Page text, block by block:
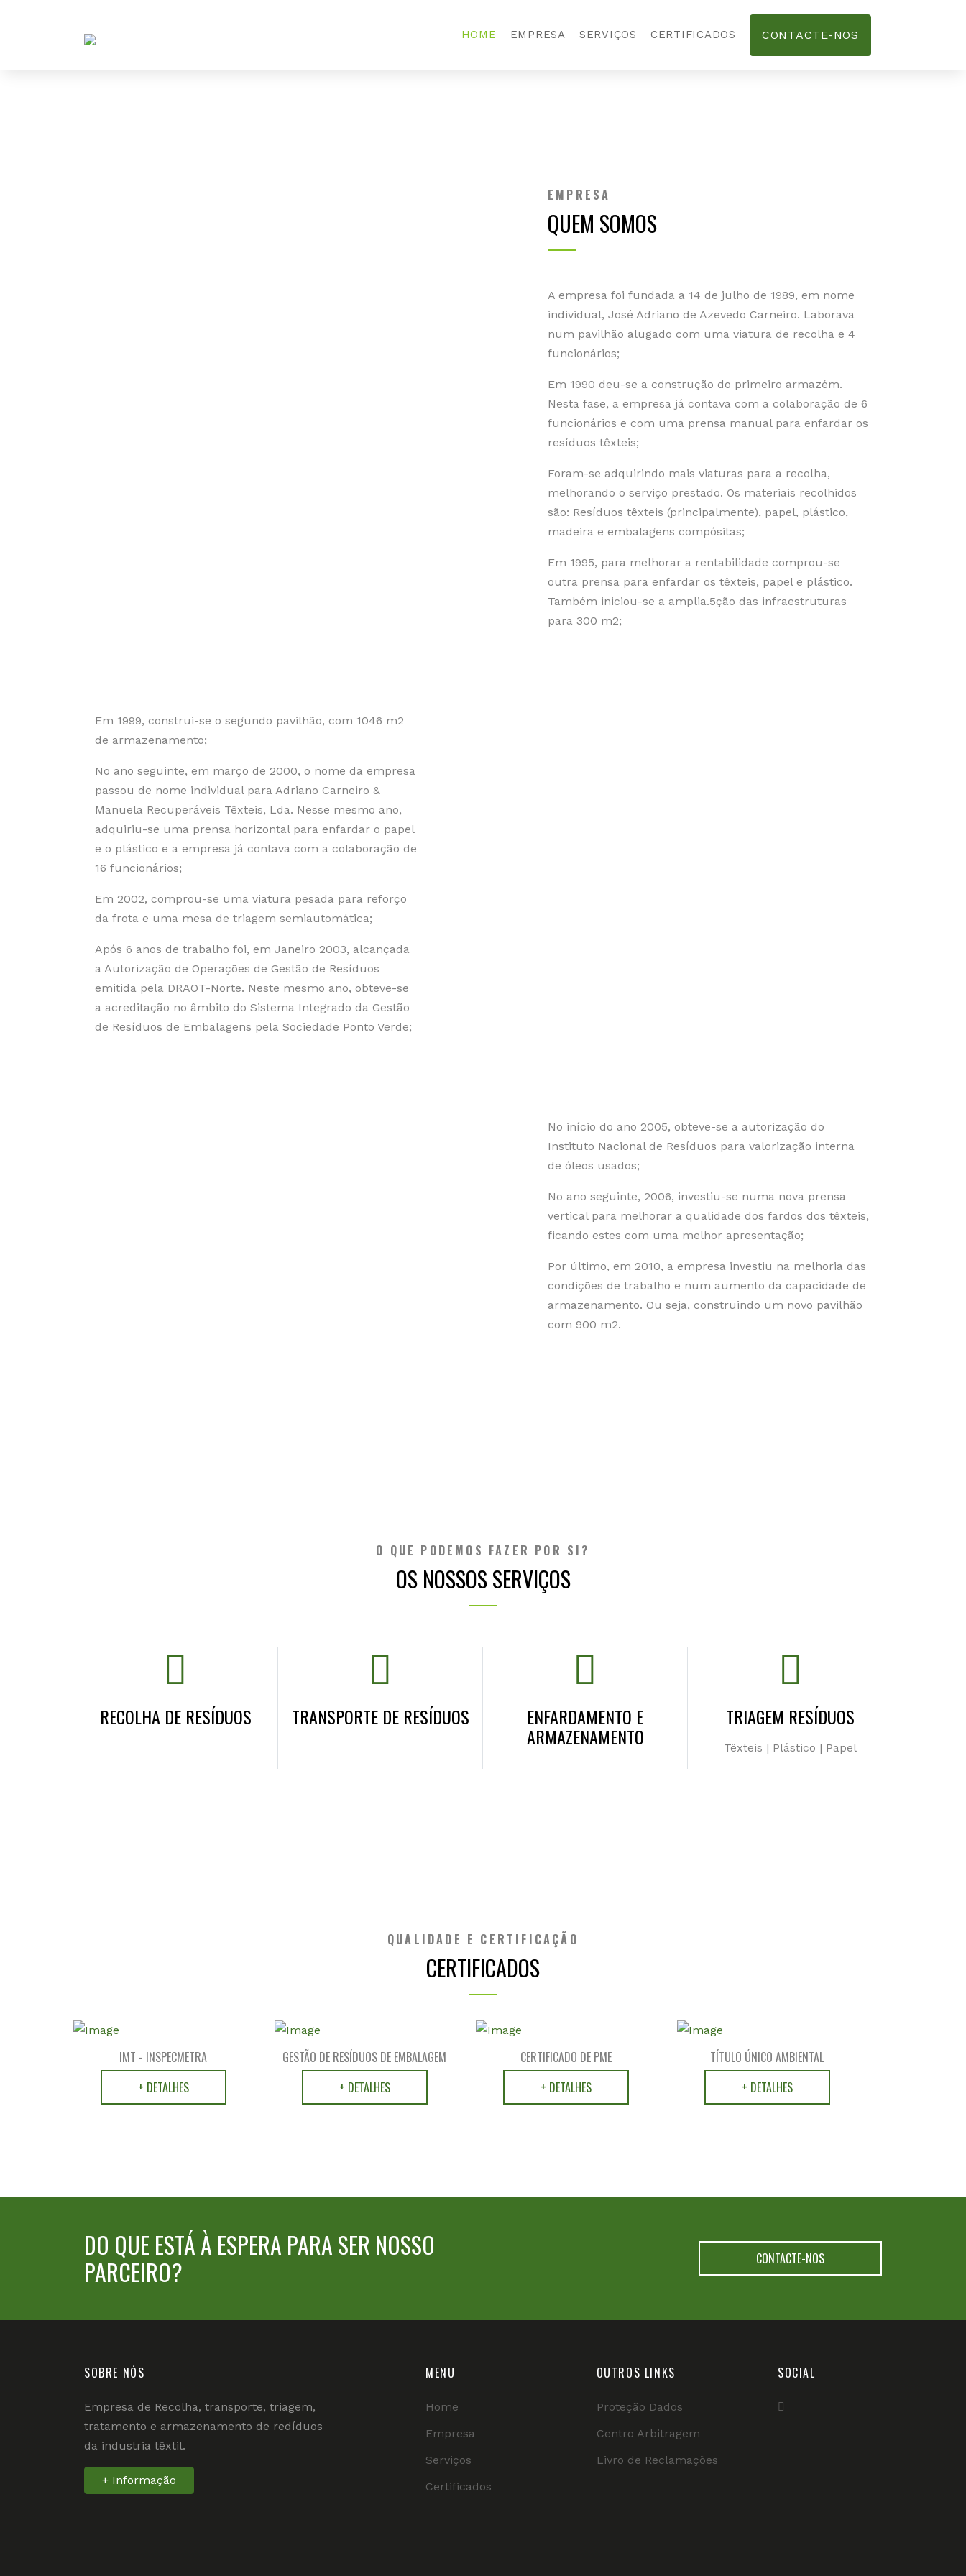
HOME EMPRESA SERVIÇOS CERTIFICADOS CONTACTE-NOS
EMPRESA
QUEM SOMOS
A empresa foi fundada a 14 de julho de 1989, em nome
individual, José Adriano de Azevedo Carneiro. Laborava
num pavilhão alugado com uma viatura de recolha e 4
funcionários;
Em 1990 deu-se a construção do primeiro armazém.
Nesta fase, a empresa já contava com a colaboração de 6
funcionários e com uma prensa manual para enfardar os
resíduos têxteis;
Foram-se adquirindo mais viaturas para a recolha,
melhorando o serviço prestado. Os materiais recolhidos
são: Resíduos têxteis (principalmente), papel, plástico,
madeira e embalagens compósitas;
Em 1995, para melhorar a rentabilidade comprou-se
outra prensa para enfardar os têxteis, papel e plástico.
Também iniciou-se a amplia.5ção das infraestruturas
para 300 m2;
Em 1999, construi-se o segundo pavilhão, com 1046 m2
de armazenamento;
No ano seguinte, em março de 2000, o nome da empresa
passou de nome individual para Adriano Carneiro &
Manuela Recuperáveis Têxteis, Lda. Nesse mesmo ano,
adquiriu-se uma prensa horizontal para enfardar o papel
e o plástico e a empresa já contava com a colaboração de
16 funcionários;
Em 2002, comprou-se uma viatura pesada para reforço
da frota e uma mesa de triagem semiautomática;
Após 6 anos de trabalho foi, em Janeiro 2003, alcançada
a Autorização de Operações de Gestão de Resíduos
emitida pela DRAOT-Norte. Neste mesmo ano, obteve-se
a acreditação no âmbito do Sistema Integrado da Gestão
de Resíduos de Embalagens pela Sociedade Ponto Verde;
No início do ano 2005, obteve-se a autorização do
Instituto Nacional de Resíduos para valorização interna
de óleos usados;
No ano seguinte, 2006, investiu-se numa nova prensa
vertical para melhorar a qualidade dos fardos dos têxteis,
ficando estes com uma melhor apresentação;
Por último, em 2010, a empresa investiu na melhoria das
condições de trabalho e num aumento da capacidade de
armazenamento. Ou seja, construindo um novo pavilhão
com 900 m2.
O QUE PODEMOS FAZER POR SI?
OS NOSSOS SERVIÇOS
RECOLHA DE RESÍDUOS TRANSPORTE DE RESÍDUOS ENFARDAMENTO E
ARMAZENAMENTO
TRIAGEM RESÍDUOS
Têxteis | Plástico | Papel
QUALIDADE E CERTIFICAÇÃO
CERTIFICADOS
IMT - INSPECMETRA
+ DETALHES
GESTÃO DE RESÍDUOS DE EMBALAGEM
+ DETALHES
CERTIFICADO DE PME
+ DETALHES
TÍTULO ÚNICO AMBIENTAL
+ DETALHES
DO QUE ESTÁ À ESPERA PARA SER NOSSO
PARCEIRO?
CONTACTE-NOS
SOBRE NÓS
Empresa de Recolha, transporte, triagem,
tratamento e armazenamento de redíduos
da industria têxtil.
+ Informação
MENU
Home
Empresa
Serviços
Certificados
OUTROS LINKS
Proteção Dados
Centro Arbitragem
Livro de Reclamações
SOCIAL